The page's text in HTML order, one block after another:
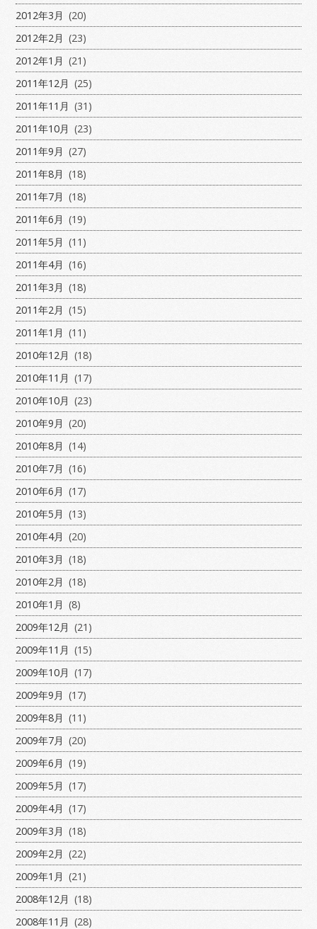
2012年3月 (20)
2012年2月 (23)
2012年1月 (21)
2011年12月 (25)
2011年11月 (31)
2011年10月 (23)
2011年9月 (27)
2011年8月 (18)
2011年7月 (18)
2011年6月 (19)
2011年5月 (11)
2011年4月 (16)
2011年3月 (18)
2011年2月 (15)
2011年1月 (11)
2010年12月 (18)
2010年11月 (17)
2010年10月 (23)
2010年9月 (20)
2010年8月 (14)
2010年7月 (16)
2010年6月 (17)
2010年5月 (13)
2010年4月 (20)
2010年3月 (18)
2010年2月 (18)
2010年1月 (8)
2009年12月 (21)
2009年11月 (15)
2009年10月 (17)
2009年9月 (17)
2009年8月 (11)
2009年7月 (20)
2009年6月 (19)
2009年5月 (17)
2009年4月 (17)
2009年3月 (18)
2009年2月 (22)
2009年1月 (21)
2008年12月 (18)
2008年11月 (28)